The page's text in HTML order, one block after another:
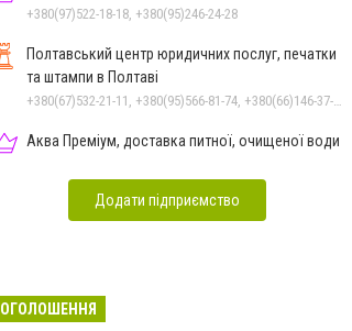
+380(97)522-18-18, +380(95)246-24-28
Полтавський центр юридичних послуг, печатки
та штампи в Полтаві
Аква Преміум, доставка питної, очищеної води
Додати підприємство
ОГОЛОШЕННЯ